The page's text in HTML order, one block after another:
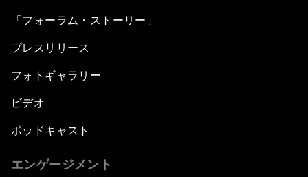
「フォーラム・ストーリー」
プレスリリース
フォトギャラリー
ビデオ
ポッドキャスト
エンゲージメント